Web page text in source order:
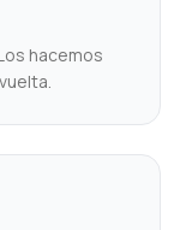
hacemos